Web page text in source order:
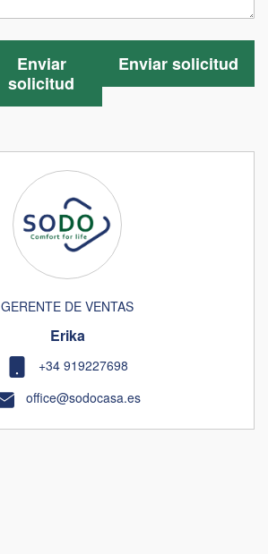
Enviar solicitud
Enviar
solicitud
GERENTE DE VENTAS
Erika
+34 919227698
office@sodocasa.es